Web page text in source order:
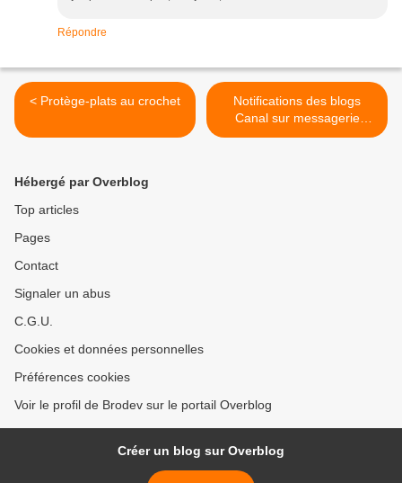
Répondre
< Protège-plats au crochet
Notifications des blogs
Canal sur messagerie
Orange >
Hébergé par Overblog
Top articles
Pages
Contact
Signaler un abus
C.G.U.
Cookies et données personnelles
Préférences cookies
Voir le profil de Brodev sur le portail Overblog
Créer un blog sur Overblog